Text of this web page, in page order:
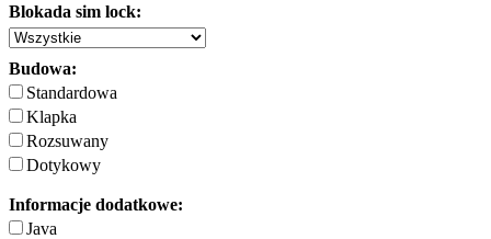
Blokada sim lock:
Budowa:
Standardowa
Klapka
Rozsuwany
Dotykowy
Informacje dodatkowe:
Java